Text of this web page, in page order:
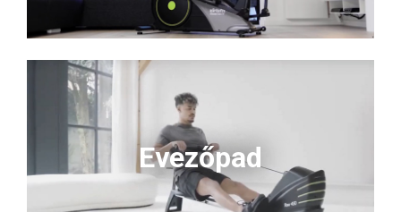
Evezőpad